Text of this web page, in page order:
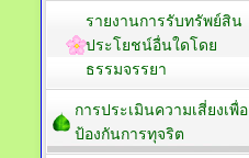
รายงานการรับทรัพย์สิน
ประโยชน์อื่นใดโดย
ธรรมจรรยา
การประเมินความเสี่ยงเพื่อ
ป้องกันการทุจริต